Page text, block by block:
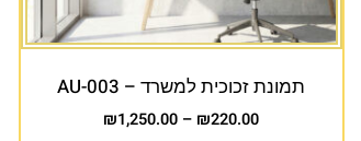
תמונת זכוכית למשרד – AU-003
₪220.00
–
₪1,250.00